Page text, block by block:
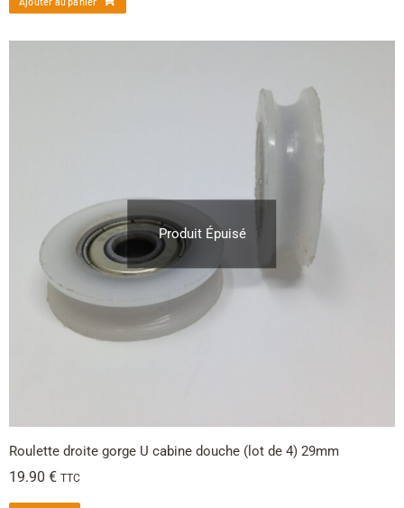
Produit Épuisé
Roulette droite gorge U cabine douche (lot de 4) 29mm
19.90 € TTC